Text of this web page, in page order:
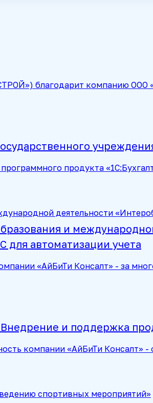
благодарит компанию ООО
продукта
и
автоматизации учета
«АйБиТи Консалт» - за
и поддержка
компании «АйБиТи Консалт»